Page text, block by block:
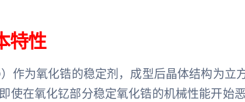
特性
作为氧化锆的稳定剂，成型后晶体结构为立
使在氧化钇部分稳定氧化锆的机械性能开始